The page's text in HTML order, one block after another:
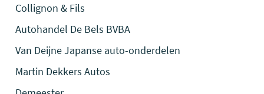
Collignon & Fils
Autohandel De Bels BVBA
Van Deijne Japanse auto-onderdelen
Martin Dekkers Autos